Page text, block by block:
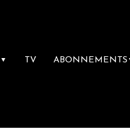
▼ TV ABONNEMENTS